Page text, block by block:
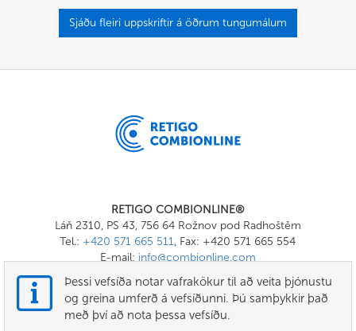
Sjáðu fleiri uppskriftir á öðrum tungumálum
RETIGO COMBIONLINE®
Láň 2310, PS 43, 756 64 Rožnov pod Radhoštěm
Tel.: +420 571 665 511, Fax: +420 571 665 554
E-mail: info@combionline.com
OnlineMenu
Þessi vefsíða notar vafrakökur til að veita þjónustu
og greina umferð á vefsíðunni. Þú samþykkir það
með því að nota þessa vefsíðu.